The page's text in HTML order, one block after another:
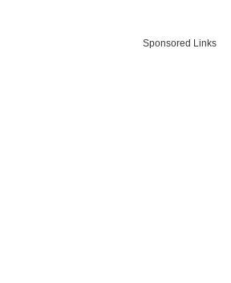
Sponsored Links